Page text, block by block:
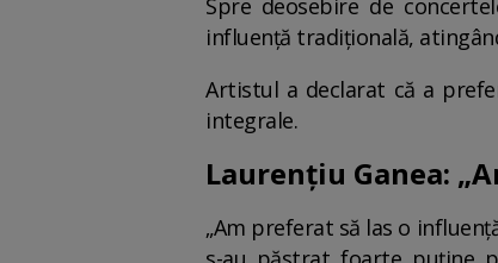
Spre deosebire de
influență tradițională,
Artistul a declarat că a
integrale.
Laurențiu Ganea:
„Am preferat să las o